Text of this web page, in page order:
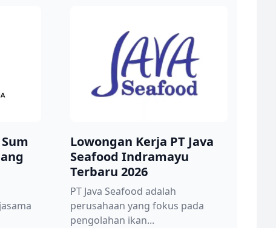
Lowongan Kerja PT Java
Seafood Indramayu
Terbaru 2026
PT Java Seafood adalah
perusahaan yang fokus pada
pengolahan ikan...